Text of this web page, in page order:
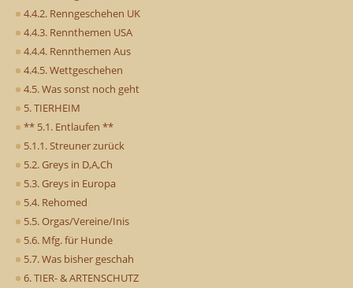
4.4.2. Renngeschehen UK
4.4.3. Rennthemen USA
4.4.4. Rennthemen Aus
4.4.5. Wettgeschehen
4.5. Was sonst noch geht
5. TIERHEIM
** 5.1. Entlaufen **
5.1.1. Streuner zurück
5.2. Greys in D,A,Ch
5.3. Greys in Europa
5.4. Rehomed
5.5. Orgas/Vereine/Inis
5.6. Mfg. für Hunde
5.7. Was bisher geschah
6. TIER- & ARTENSCHUTZ